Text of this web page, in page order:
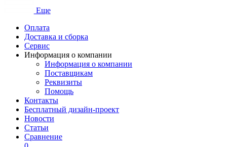
Еще
Оплата
Доставка и сборка
Сервис
Информация о компании
Информация о компании
Поставщикам
Реквизиты
Помощь
Контакты
Бесплатный дизайн-проект
Новости
Статьи
Сравнение